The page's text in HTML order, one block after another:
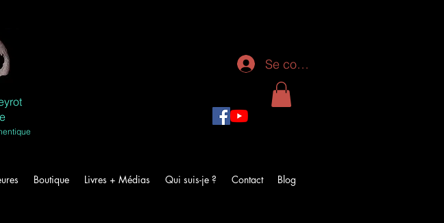
Se connecter
Boutique Livres + Médias Qui suis-je ? Contact Blog